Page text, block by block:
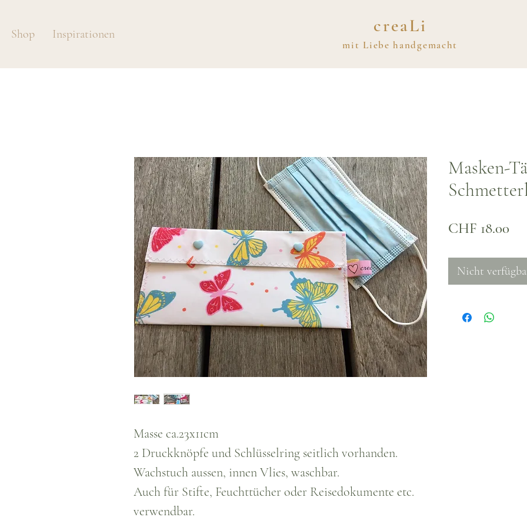
Shop Inspirationen creaLi
mit Liebehandgemacht
Masse ca.23x11cm
2 Druckknöpfe und Schlüsselring seitlich vorhanden.
Wachstuch aussen, innen Vlies, waschbar.
Auch für Stifte, Feuchttücher oder Reisedokumente etc.
verwendbar.
Masken-
CHF 18.00
Nicht